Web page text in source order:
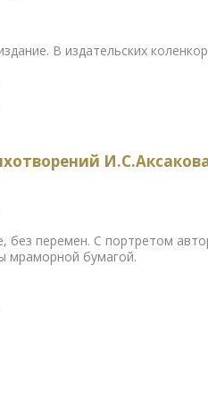
В издательских
без перемен. С портретом
мраморной бумагой.